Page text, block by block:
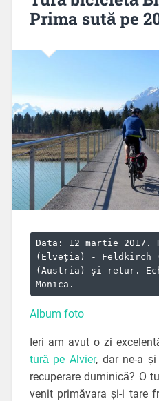
Prima sută pe
Data: 12 martie 2017.
(Elveția) - Feldkirch
(Austria) și retur.
Monica.
Album foto
Ieri am avut o zi
tură pe Alvier, dar ne-a
recuperare duminică? O
venit primăvara și-i tare